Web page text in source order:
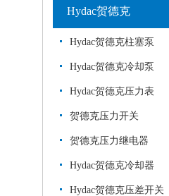
Hydac贺德克
Hydac贺德克柱塞泵
Hydac贺德克冷却泵
Hydac贺德克压力表
贺德克压力开关
贺德克压力继电器
Hydac贺德克冷却器
Hydac贺德克压差开关